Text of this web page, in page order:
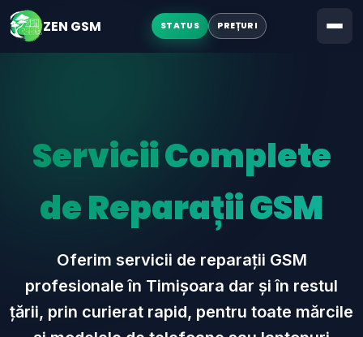
ZEN GSM STATUS PREȚURI
Servicii Complete
de Reparații GSM
Oferim servicii de reparații GSM
profesionale în Timișoara dar și în restul
țării, prin curierat rapid, pentru toate mărcile